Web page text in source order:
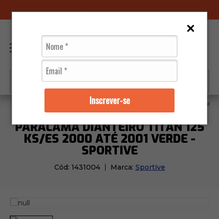
Inscrever-se
Carenagens Paralama Dianteiro Titan
PARALAMA DIANTEIRO TITAN 125
KS/ES 2000 ATÉ 2001 VERDE -
SPORTIVE
Cód: 1431004 Marca: Sportive